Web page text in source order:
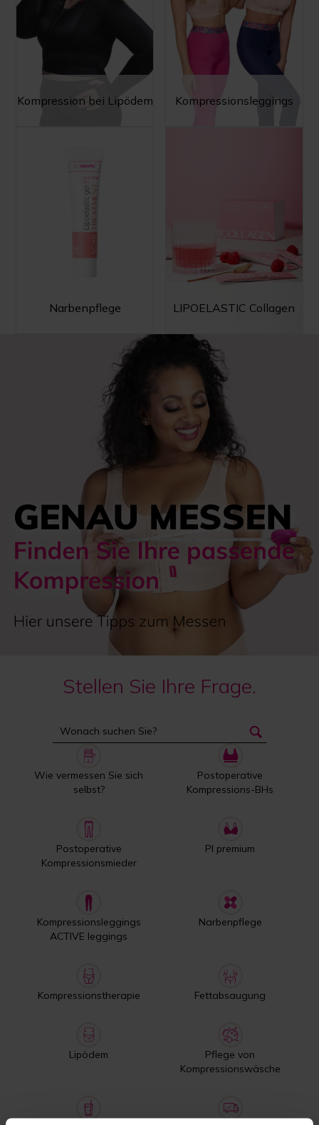
Kompression bei Lipödem Kompressionsleggings
Narbenpflege LIPOELASTIC Collagen
Stellen Sie Ihre Frage.
Wie vermessen Sie sich
selbst?
Postoperative
Kompressions-BHs
Postoperative
Kompressionsmieder
PI premium
Kompressionsleggings
ACTIVE leggings
Narbenpflege
Kompressionstherapie Fettabsaugung
Lipödem
Pflege von
Kompressionswäsche